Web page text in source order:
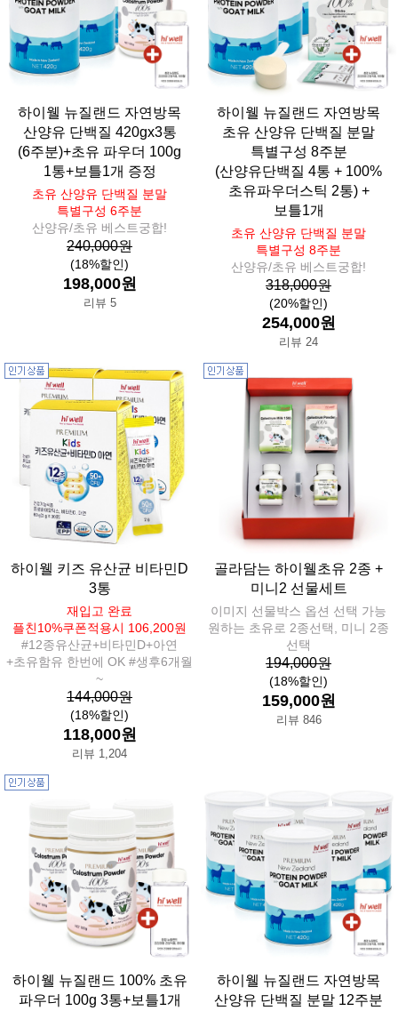
하이웰 뉴질랜드 자연방목
산양유 단백질 420gx3통
(6주분)+초유 파우더 100g
1통+보틀1개 증정
초유 산양유 단백질 분말
특별구성 6주분
산양유/초유 베스트궁합!
240,000원
(18%할인)
198,000원
리뷰 5
하이웰 뉴질랜드 자연방목
초유 산양유 단백질 분말
특별구성 8주분
(산양유단백질 4통 + 100%
초유파우더스틱 2통) +
보틀1개
초유 산양유 단백질 분말
특별구성 8주분
산양유/초유 베스트궁합!
318,000원
(20%할인)
254,000원
리뷰 24
하이웰 키즈 유산균 비타민D
3통
재입고 완료
플친10%쿠폰적용시 106,200원
#12종유산균+비타민D+아연
+초유함유 한번에 OK #생후6개월
~
144,000원
(18%할인)
118,000원
리뷰 1,204
골라담는 하이웰초유 2종 +
미니2 선물세트
이미지 선물박스 옵션 선택 가능
원하는 초유로 2종선택, 미니 2종
선택
194,000원
(18%할인)
159,000원
리뷰 846
하이웰 뉴질랜드 100% 초유
파우더 100g 3통+보틀1개
하이웰 뉴질랜드 자연방목
산양유 단백질 분말 12주분